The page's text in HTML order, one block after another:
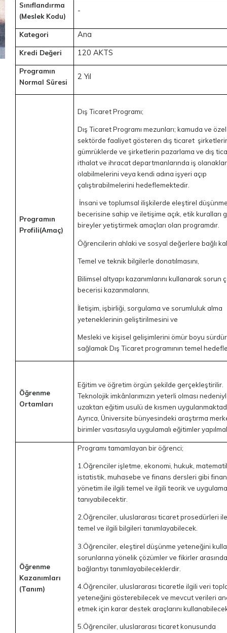
Sınıflandırma
(Meslek Kodu)
-
Kategori Ana
Kredi Değeri 120 AKTS
Programın
Normal Süresi
2 Yıl
Programın
Profili(Amaç)
Dış Ticaret Programı;
Dış Ticaret Programı mezunları; kamuda ve özel
sektörde faaliyet gösteren dış ticaret
gümrüklerde ve şirketlerin pazarlama ve dış
ithalat ve ihracat departmanlarında iş
olabilmelerini veya kendi adına işyeri açıp
çalıştırabilmelerini hedeflemektedir.
İnsani ve toplumsal ilişkilerde eleştirel
becerisine sahip ve iletişime açık, etik kuralları
bireyler yetiştirmek amaçları olan programdır.
Öğrencilerin ahlaki ve sosyal değerlere bağlı
Temel ve teknik bilgilerle donatılmasını,
Bilimsel altyapı kazanımlarını kullanarak sorun
becerisi kazanmalarını,
İletişim, işbirliği, sorgulama ve sorumluluk alma
yeteneklerinin geliştirilmesini ve
Mesleki ve kişisel gelişimlerini ömür boyu
sağlamak Dış Ticaret programının temel
Öğrenme
Ortamları
Eğitim ve öğretim örgün şekilde gerçekleştirilir.
Teknolojik imkânlarımızın yeterli olması
uzaktan eğitim usulü de kısmen
Ayrıca, Üniversite bünyesindeki araştırma
birimler vasıtasıyla uygulamalı eğitimler
Öğrenme
Kazanımları
(Tanım)
Programı tamamlayan bir öğrenci;
1.Öğrenciler işletme, ekonomi, hukuk,
istatistik, muhasebe ve finans dersleri gibi
yönetim ile ilgili temel ve ilgili teorik ve
tanıyabilecektir.
2.Öğrenciler, uluslararası ticaret prosedürleri
temel ve ilgili bilgileri tanımlayabilecek.
3.Öğrenciler, eleştirel düşünme yeteneğini
sorunlarına yönelik çözümler ve fikirler
bağlantıyı tanımlayabileceklerdir.
4.Öğrenciler, uluslararası ticaretle ilgili veri
yeteneğini gösterebilecek ve mevcut verileri
etmek için karar destek araçlarını
5.Öğrenciler, uluslararası ticaret konusunda